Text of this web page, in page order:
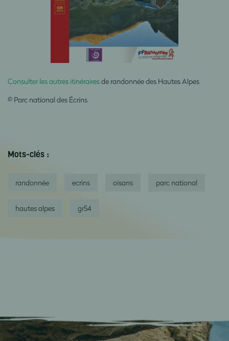
Consulter les autres itinérairesde randonnée des Hautes Alpes
© Parc national des Écrins
Mots-clés :
randonnée ecrins oisans parc national
hautes alpes gr54